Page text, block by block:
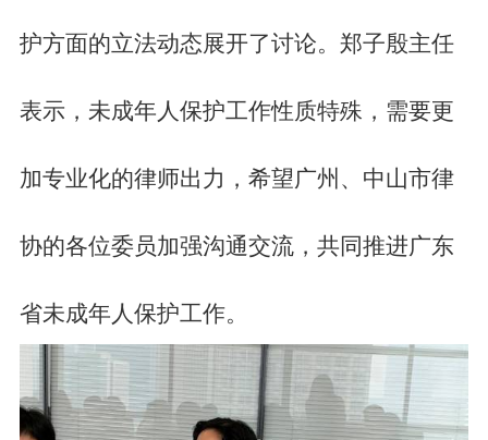
护方面的立法动态展开了讨论。郑子殷主任
表示，未成年人保护工作性质特殊，需要更
加专业化的律师出力，希望广州、中山市律
协的各位委员加强沟通交流，共同推进广东
省未成年人保护工作。